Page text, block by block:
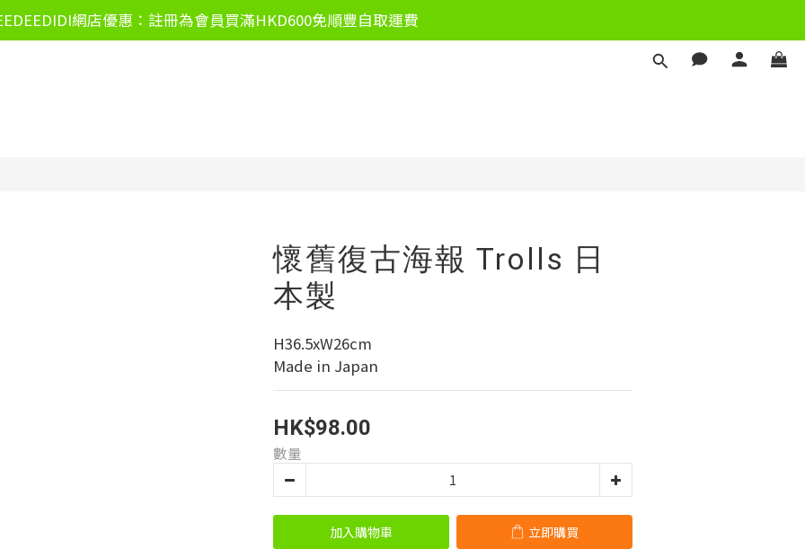
網店優惠：註冊為會員買滿HKD600免順豐自取運費
懷舊復古海報 Trolls 日
本製
H36.5xW26cm
Made in Japan
HK$98.00
數量
加入購物車 立即購買
立即購買